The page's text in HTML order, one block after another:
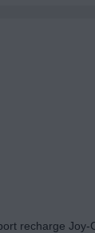
recharge Joy-